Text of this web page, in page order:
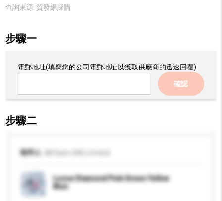
查詢來源: 貿發網採購
步驟一
電郵地址(填寫您的公司電郵地址以獲取供應商的迅速回覆)
確認
步驟二
收件人
Loose Diamond Pink Green Yellow
Blue